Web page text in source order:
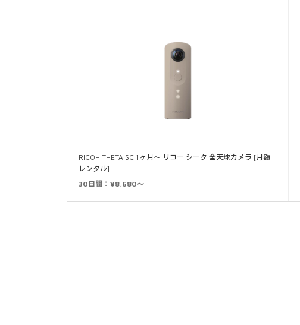
RICOH THETA SC 1ヶ月～ リコー シータ 全天球カメラ [月額
レンタル]
30日間：¥8,680～